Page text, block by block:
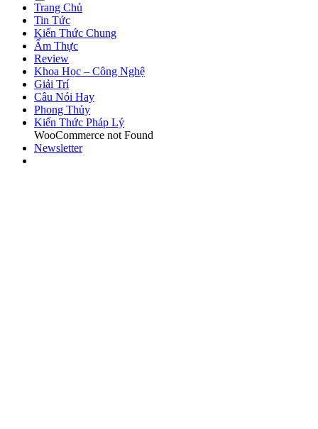
Trang Chủ
Tin Tức
Kiến Thức Chung
Ẩm Thực
Review
Khoa Học – Công Nghệ
Giải Trí
Câu Nói Hay
Phong Thủy
Kiến Thức Pháp Lý
WooCommerce not Found
Newsletter